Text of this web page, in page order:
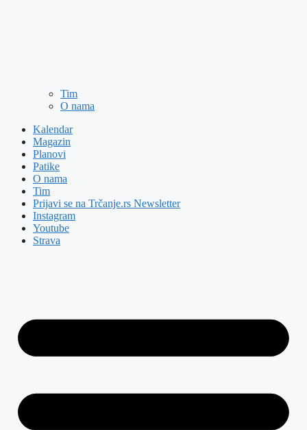
Tim
O nama
Kalendar
Magazin
Planovi
Patike
O nama
Tim
Prijavi se na Trčanje.rs Newsletter
Instagram
Youtube
Strava